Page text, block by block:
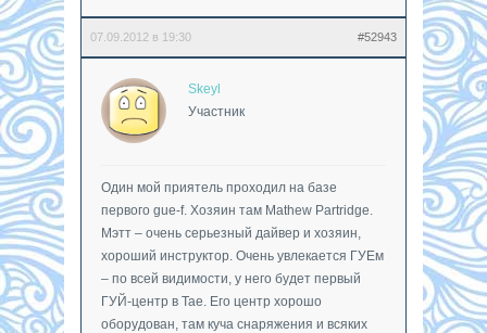
07.09.2012 в 19:30 #52943
Skeyl
Участник
Один мой приятель проходил на базе
первого gue-f. Хозяин там Mathew Partridge.
Мэтт – очень серьезный дайвер и хозяин,
хороший инструктор. Очень увлекается ГУЕм
– по всей видимости, у него будет первый
ГУЙ-центр в Тае. Его центр хорошо
оборудован, там куча снаряжения и всяких